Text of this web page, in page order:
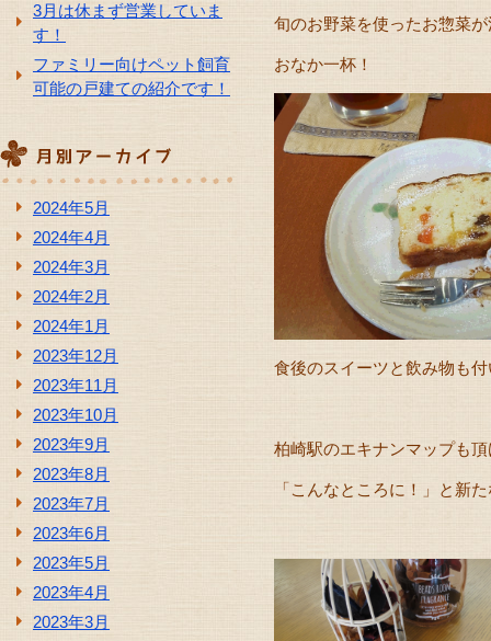
3月は休まず営業していま
す！
ファミリー向けペット飼育
可能の戸建ての紹介です！
2024年5月
2024年4月
2024年3月
2024年2月
2024年1月
2023年12月
2023年11月
2023年10月
2023年9月
2023年8月
2023年7月
2023年6月
2023年5月
2023年4月
2023年3月
旬のお野菜を使ったお惣菜
おなか一杯！
食後のスイーツと飲み物も
柏崎駅のエキナンマップも
「こんなところに！」と新